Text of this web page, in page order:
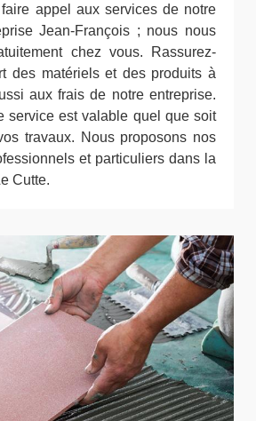
faire appel aux services de notre
Jean-François ; nous nous
chez vous. Rassurez-
des matériels et des produits à
aux frais de notre entreprise.
service est valable quel que soit
travaux. Nous proposons nos
et particuliers dans la
Cutte.